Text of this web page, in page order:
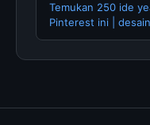
Temukan 250 ide
Pinterest ini |